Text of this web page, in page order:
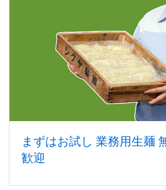
まずはお試し 業務用生麺
歓迎